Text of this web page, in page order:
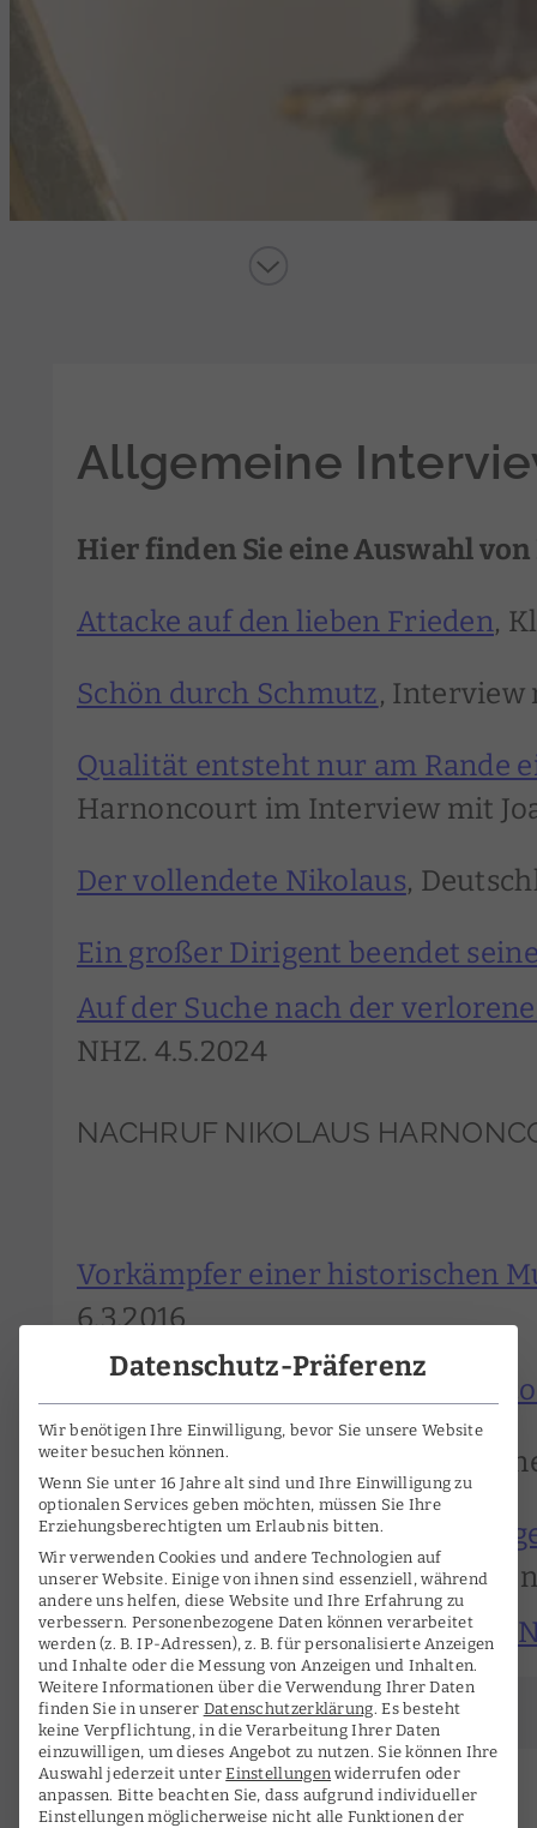
Allgemeine
Hier finden Sie eine Auswahl
Attacke auf den lieben Frieden,
Schön durch Schmutz, Interview
Qualität entsteht nur am Rande
Harnoncourt im Interview mit
Der vollendete Nikolaus,
Ein großer Dirigent beendet
Auf der Suche nach der
NHZ. 4.5.2024
NACHRUF NIKOLAUS
Vorkämpfer einer historischen
6.3.2016
In Memoriam Nikolaus
Revolutionär der Klassik
,
Dirigent Nikolaus Harnoncourt
Deutschlandfunk Kultur, Datum
Das Original des Originalklangs:
Datenschutz-Präferenz
Wir benötigen Ihre Einwilligung, bevor Sie unsere Website
weiter besuchen können.
Wenn Sie unter 16 Jahre alt sind und Ihre Einwilligung zu
optionalen Services geben möchten, müssen Sie Ihre
Erziehungsberechtigten um Erlaubnis bitten.
Wir verwenden Cookies und andere Technologien auf
unserer Website. Einige von ihnen sind essenziell, während
andere uns helfen, diese Website und Ihre Erfahrung zu
verbessern. Personenbezogene Daten können verarbeitet
werden (z. B. IP-Adressen), z. B. für personalisierte Anzeigen
und Inhalte oder die Messung von Anzeigen und Inhalten.
Weitere Informationen über die Verwendung Ihrer Daten
finden Sie in unserer Datenschutzerklärung. Es besteht
keine Verpflichtung, in die Verarbeitung Ihrer Daten
einzuwilligen, um dieses Angebot zu nutzen. Sie können Ihre
Auswahl jederzeit unterEinstellungenwiderrufen oder
anpassen. Bitte beachten Sie, dass aufgrund individueller
Einstellungen möglicherweise nicht alle Funktionen der